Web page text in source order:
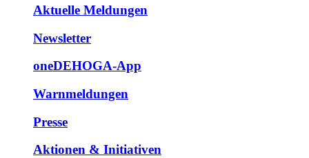
Aktuelle Meldungen
Newsletter
oneDEHOGA-App
Warnmeldungen
Presse
Aktionen & Initiativen